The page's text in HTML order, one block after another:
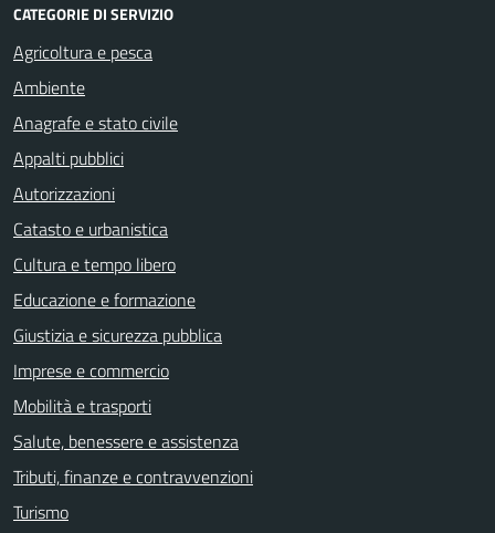
CATEGORIE DI SERVIZIO
Agricoltura e pesca
Ambiente
Anagrafe e stato civile
Appalti pubblici
Autorizzazioni
Catasto e urbanistica
Cultura e tempo libero
Educazione e formazione
Giustizia e sicurezza pubblica
Imprese e commercio
Mobilità e trasporti
Salute, benessere e assistenza
Tributi, finanze e contravvenzioni
Turismo